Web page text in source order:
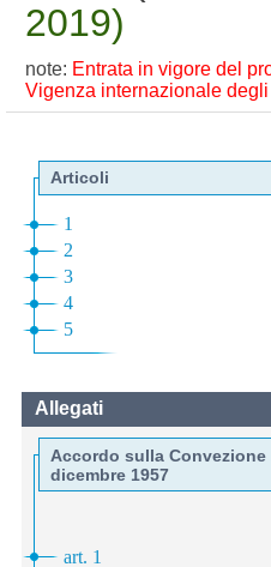
2019)
note: Entrata in vigore del
Vigenza internazionale